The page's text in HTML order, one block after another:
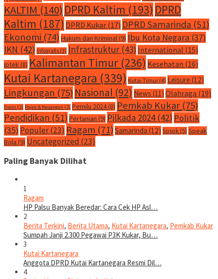
KALTIM (140) DPRD Kaltim (193) DPRD
Kaltim (187) DPRD Kukar (17) DPRD Samarinda (51)
Ekonomi (74) Hukum dan Kriminal(9) Ibu Kota Negara (37)
IKN (42) Infografis (3) Infrastruktur (43) International (15)
Iptek(8) Kalimantan Timur (236) Kesehatan (16)
Kutai Kartanegara (339) Kutai Timur (4) Leisure (12)
Lingkungan (75) Nasional (92) News (11) Olahraga (19)
Opini (2) Pajak & Keuangan (2) Pemilu 2024(8) Pemkab Kukar (75)
Pendidikan (51) Pertanian (9) Pilkada 2024(42) Politik
(35) Populer(23) Ragam (71) Samarinda (12) Sosok(5) Speak
Bola (9) Uncategorized (23)
Paling Banyak Dilihat
1
Ragam
HP Palsu Banyak Beredar: Cara Cek HP Asl…
2
Berita Terkini, Berita Utama, Kutai Kartanegara, Pemkab Kukar
Sumpah Janji 2.300 Pegawai P3K Kukar, Bu…
3
Kutai Kartanegara
Anggota DPRD Kutai Kartanegara Resmi Dil…
4